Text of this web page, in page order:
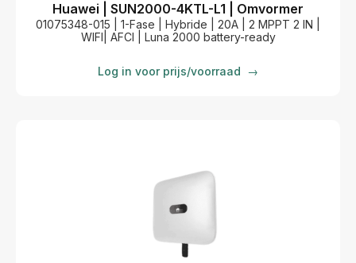
Huawei | SUN2000-4KTL-L1 | Omvormer
01075348-015 | 1-Fase | Hybride | 20A | 2 MPPT 2 IN |
WIFI| AFCI | Luna 2000 battery-ready
Log in voor prijs/voorraad →